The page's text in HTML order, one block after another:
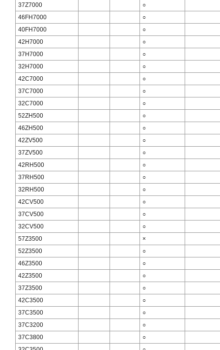
37Z7000
○
46FH7000
○
40FH7000
○
42H7000
○
37H7000
○
32H7000
○
42C7000
○
37C7000
○
32C7000
○
52ZH500
○
46ZH500
○
42ZV500
○
37ZV500
○
42RH500
○
37RH500
○
32RH500
○
42CV500
○
37CV500
○
32CV500
○
57Z3500
×
52Z3500
○
46Z3500
○
42Z3500
○
37Z3500
○
42C3500
○
37C3500
○
37C3200
○
37C3800
○